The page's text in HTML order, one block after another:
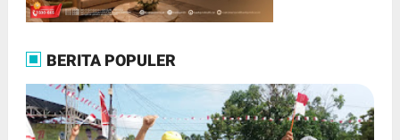
BERITA POPULER